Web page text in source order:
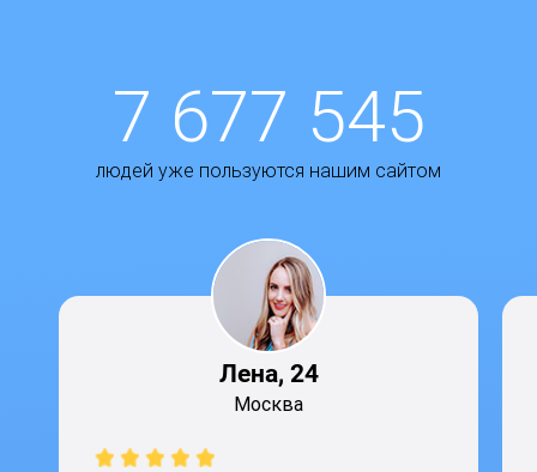
7 677 545
людей уже пользуются нашим сайтом
Лена, 24
Москва